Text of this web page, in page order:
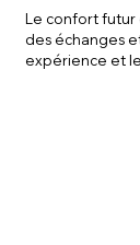
Le confort futur
des échanges
expérience et